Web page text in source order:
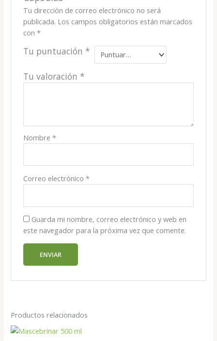
Tu dirección de correo electrónico no será
publicada. Los campos obligatorios están marcados
con *
Tu puntuación *
Tu valoración *
Nombre *
Correo electrónico *
Guarda mi nombre, correo electrónico y web en
este navegador para la próxima vez que comente.
Productos relacionados